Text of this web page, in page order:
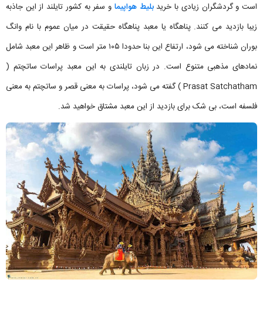
است و گردشگران زیادی با خرید بلیط هواپیما و سفر به کشور تایلند از این جاذبه
زیبا بازدید می کنند. پناهگاه یا معبد پناهگاه حقیقت در میان عموم با نام وانگ
بوران شناخته می شود، ارتفاع این بنا حدودا ۱۰۵ متر است و ظاهر این معبد شامل
نمادهای مذهبی متنوع است. در زبان تایلندی به این معبد پراسات ساتچتم (
Prasat Satchatham ) گفته می شود، پراسات به معنی قصر و ساتچتم به معنی
فلسفه است، بی شک برای بازدید از این معبد مشتاق خواهید شد.